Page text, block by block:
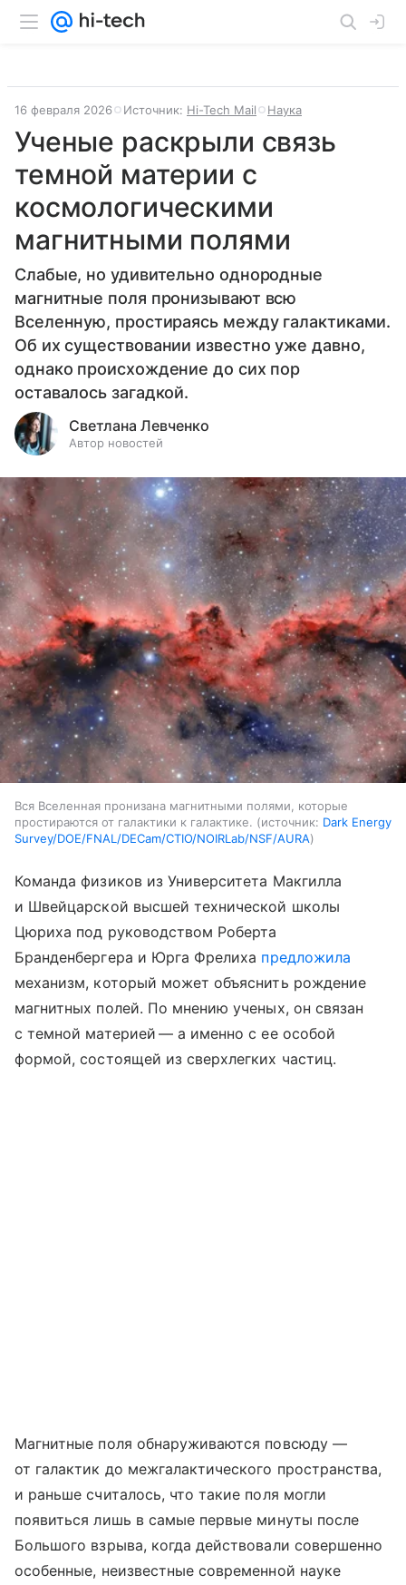
16 февраля 2026 Источник: Hi-Tech Mail Наука
Ученые раскрыли связь
темной материи с
космологическими
магнитными полями
Слабые, но удивительно однородные
магнитные поля пронизывают всю
Вселенную, простираясь между галактиками.
Об их существовании известно уже давно,
однако происхождение до сих пор
оставалось загадкой.
Светлана Левченко
Автор новостей
Вся Вселенная пронизана магнитными полями, которые
простираются от галактики к галактике.
источник: Dark Energy
Survey/DOE/FNAL/DECam/CTIO/NOIRLab/NSF/AURA
Команда физиков из Университета Макгилла
и Швейцарской высшей технической школы
Цюриха под руководством Роберта
Бранденбергера и Юрга Фрелиха предложила
механизм, который может объяснить рождение
магнитных полей. По мнению ученых, он связан
с темной материей — а именно с ее особой
формой, состоящей из сверхлегких частиц.
Магнитные поля обнаруживаются повсюду —
от галактик до межгалактического пространства,
и раньше считалось, что такие поля могли
появиться лишь в самые первые минуты после
Большого взрыва, когда действовали совершенно
особенные, неизвестные современной науке